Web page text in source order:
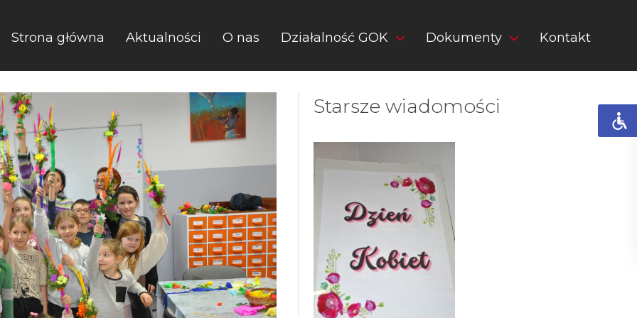
Strona główna Aktualności O nas Działalność GOK Dokumenty Kontakt
Starsze wiadomości